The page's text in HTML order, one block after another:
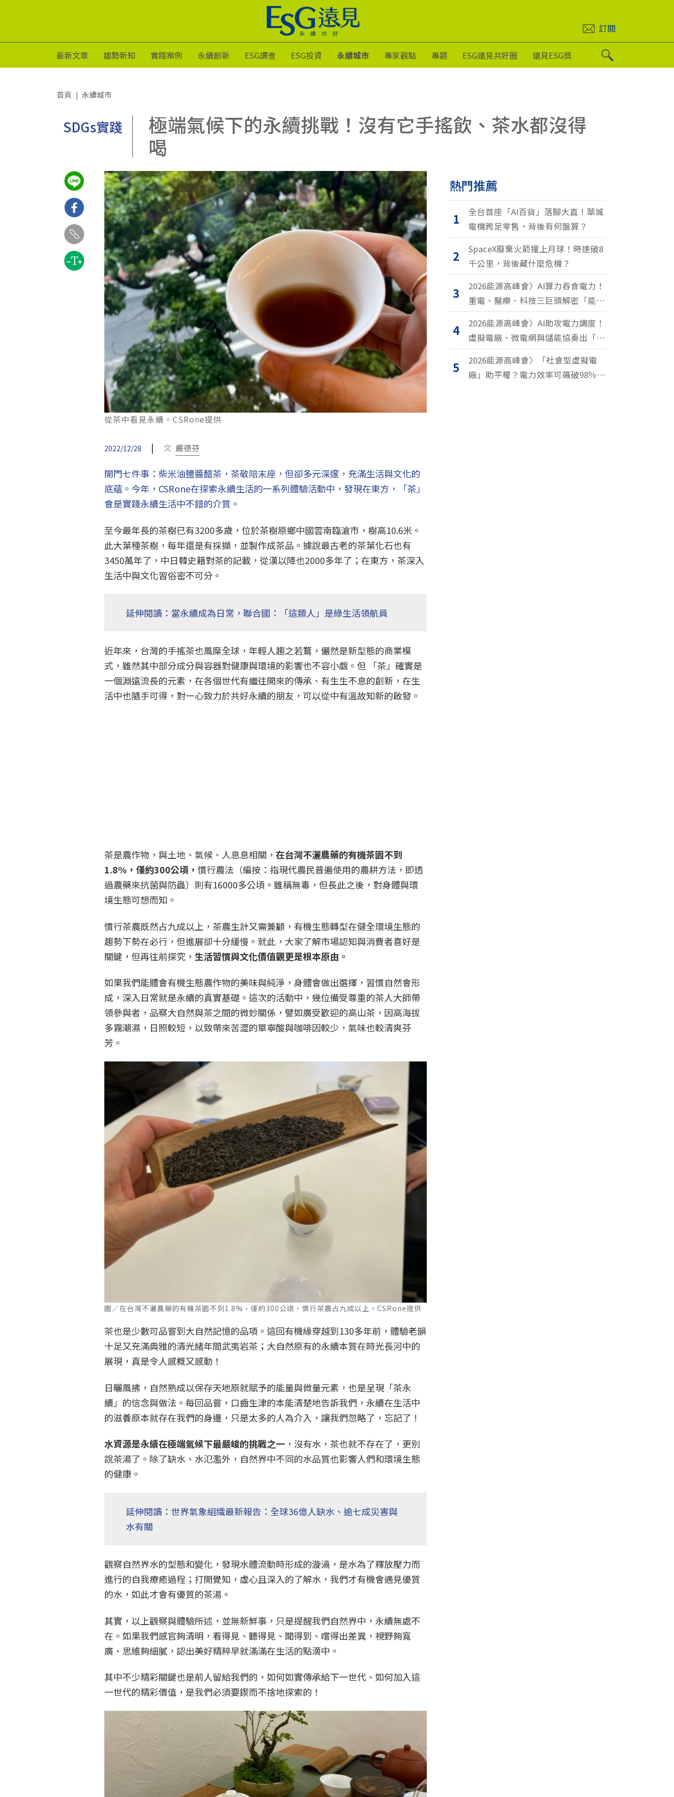
訂閱
最新文章 趨勢新知 實踐案例 永續創新 ESG調查 ESG投資 永續城市 專家觀點 專題 ESG遠見共好圈 遠見ESG獎
首頁 永續城市
SDGs實踐
極端氣候下的永續挑戰！沒有它手搖飲、茶水都沒得
喝
從茶中看見永續。CSRone提供
2022/12/28 | 文 嚴德芬
開門七件事：柴米油鹽醬醋茶，茶敬陪末座，但卻多元深邃，充滿生活與文化的
底蘊。今年，CSRone在探索永續生活的一系列體驗活動中，發現在東方，「茶」
會是實踐永續生活中不錯的介質。
至今最年長的茶樹已有3200多歲，位於茶樹原鄉中國雲南臨滄市，樹高10.6米。
此大葉種茶樹，每年還是有採擷，並製作成茶品。據說最古老的茶葉化石也有
3450萬年了，中日韓史籍對茶的記載，從漢以降也2000多年了；在東方，茶深入
生活中與文化習俗密不可分。
延伸閱讀：當永續成為日常，聯合國：「這類人」是綠生活領航員
近年來，台灣的手搖茶也風糜全球，年輕人趨之若鶩，儼然是新型態的商業模
式，雖然其中部分成分與容器對健康與環境的影響也不容小覷。但 「茶」確實是
一個淵遠流長的元素，在各個世代有繼往開來的傳承、有生生不息的創新，在生
活中也隨手可得，對一心致力於共好永續的朋友，可以從中有溫故知新的啟發。
茶是農作物，與土地、氣候、人息息相關，在台灣不灑農藥的有機茶園不到
1.8%，僅約300公頃，慣行農法（編按：指現代農民普遍使用的農耕方法，即透
過農藥來抗菌與防蟲）則有16000多公頃。雖稱無毒，但長此之後，對身體與環
境生態可想而知。
慣行茶農既然占九成以上，茶農生計又需兼顧，有機生態轉型在健全環境生態的
趨勢下勢在必行，但進展卻十分緩慢。就此，大家了解市場認知與消費者喜好是
關鍵，但再往前探究，生活習慣與文化價值觀更是根本原由。
如果我們能體會有機生態農作物的美味與純淨，身體會做出選擇，習慣自然會形
成，深入日常就是永續的真實基礎。這次的活動中，幾位備受尊重的茶人大師帶
領參與者，品察大自然與茶之間的微妙關係，譬如廣受歡迎的高山茶，因高海拔
多霧潮濕，日照較短，以致帶來苦澀的單寧酸與咖啡因較少，氣味也較清爽芬
芳。
圖／在台灣不灑農藥的有機茶園不到1.8%，僅約300公頃，慣行茶農占九成以上。CSRone提供
茶也是少數可品嘗到大自然記憶的品項。這回有機緣穿越到130多年前，體驗老韻
十足又充滿典雅的清光緒年間武夷岩茶；大自然原有的永續本質在時光長河中的
展現，真是令人感概又感動！
日曬風拂，自然熟成以保存天地原就賦予的能量與微量元素，也是呈現「茶永
續」的信念與做法。每回品嘗，口齒生津的本能清楚地告訴我們，永續在生活中
的滋養原本就存在我們的身邊，只是太多的人為介入，讓我們忽略了，忘記了！
水資源是永續在極端氣候下最嚴峻的挑戰之一 ，沒有水，茶也就不存在了，更別
說茶湯了。除了缺水、水氾濫外，自然界中不同的水品質也影響人們和環境生態
的健康。
延伸閱讀：世界氣象組織最新報告：全球36億人缺水、逾七成災害與
水有關
觀察自然界水的型態和變化，發現水體流動時形成的漩渦，是水為了釋放壓力而
進行的自我療癒過程；打開覺知，虛心且深入的了解水，我們才有機會遇見優質
的水，如此才會有優質的茶湯。
其實，以上觀察與體驗所述，並無新鮮事，只是提醒我們自然界中，永續無處不
在。如果我們感官夠清明，看得見、聽得見、聞得到、嚐得出差異，視野夠寬
廣、思維夠細膩，認出美好精粹早就滿滿在生活的點滴中。
其中不少精彩關鍵也是前人留給我們的，如何如實傳承給下一世代、如何加入這
一世代的精彩價值，是我們必須要鍥而不捨地探索的！
熱門推薦
1
全台首座「AI百貨」落腳大直！華城
電機跨足零售，背後有何盤算？
2
SpaceX廢棄火箭撞上月球！時速破8
千公里，背後藏什麼危機？
3
2026能源高峰會〉AI算力吞食電力！
重電、醫療、科技三巨頭解密「能源
轉型2.0」致勝關鍵
4
2026能源高峰會〉AI助攻電力調度！
虛擬電廠、微電網與儲能協奏出「能
源交響樂」
5
2026能源高峰會〉「社會型虛擬電
廠」助平權？電力效率可飆破98％？